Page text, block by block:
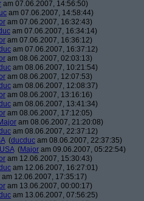
am 07.06.2007, 14:56:50)
am 07.06.2007, 14:58:44)
am 07.06.2007, 16:32:43)
am 07.06.2007, 16:34:14)
am 07.06.2007, 16:36:12)
am 07.06.2007, 16:37:12)
am 08.06.2007, 02:03:13)
am 08.06.2007, 10:21:54)
am 08.06.2007, 12:07:53)
am 08.06.2007, 12:08:37)
am 08.06.2007, 13:16:16)
am 08.06.2007, 13:41:34)
am 08.06.2007, 17:12:05)
am 08.06.2007, 21:20:08)
am 08.06.2007, 22:37:12)
(ducduc am 08.06.2007, 22:37:35)
(Major am 09.06.2007, 05:22:54)
am 12.06.2007, 15:30:43)
am 12.06.2007, 16:27:01)
am 12.06.2007, 17:35:17)
am 13.06.2007, 00:00:17)
am 13.06.2007, 07:56:25)